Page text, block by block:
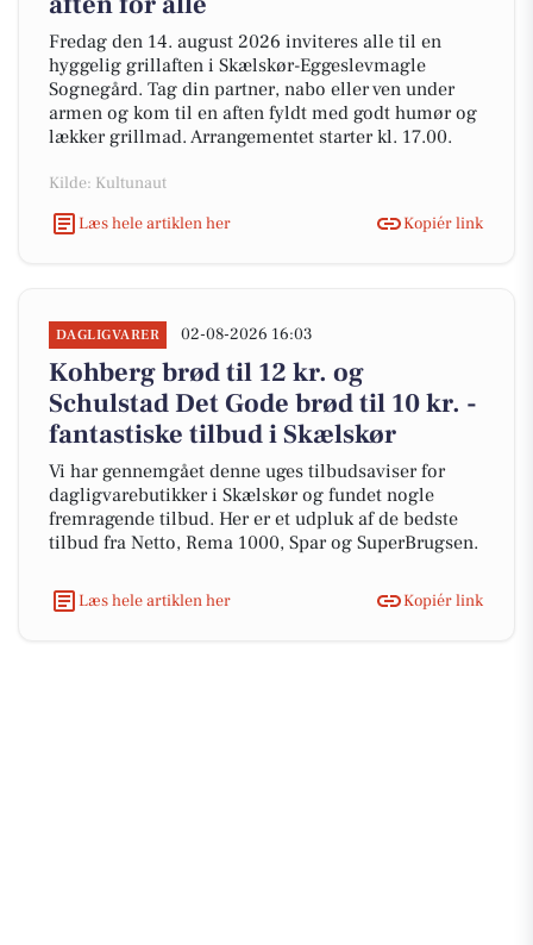
Fredag den 14. august 2026 inviteres alle til en
hyggelig grillaften i Skælskør-Eggeslevmagle
Sognegård. Tag din partner, nabo eller ven under
armen og kom til en aften fyldt med godt humør og
lækker grillmad. Arrangementet starter kl. 17.00.
Kilde: Kultunaut
Læs hele artiklen her
Kopiér link
DAGLIGVARER 02-08-2026 16:03
Kohberg brød til 12 kr. og
Schulstad Det Gode brød til 10 kr. -
fantastiske tilbud i Skælskør
Vi har gennemgået denne uges tilbudsaviser for
dagligvarebutikker i Skælskør og fundet nogle
fremragende tilbud. Her er et udpluk af de bedste
tilbud fra Netto, Rema 1000, Spar og SuperBrugsen.
Læs hele artiklen her Kopiér link